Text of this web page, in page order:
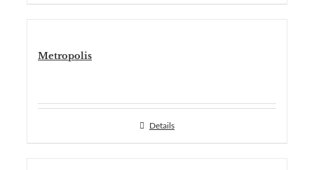
Metropolis
Details